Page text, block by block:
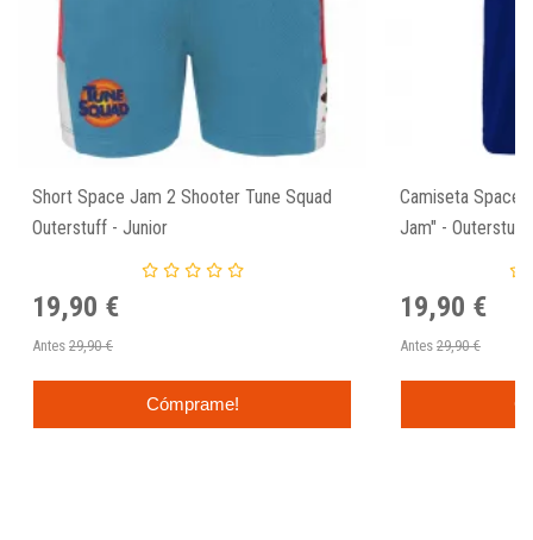
Short Space Jam 2 Shooter Tune Squad
Outerstuff - Junior
19,90 €
Antes 29,90 €
Cómprame!
Camiseta Space
Jam" - Outerstuff
19,90 €
Antes 29,90 €